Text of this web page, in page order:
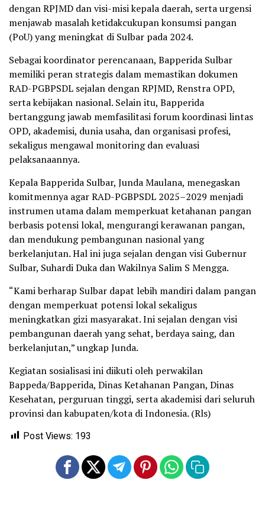
dengan RPJMD dan visi-misi kepala daerah, serta urgensi
menjawab masalah ketidakcukupan konsumsi pangan
(PoU) yang meningkat di Sulbar pada 2024.
Sebagai koordinator perencanaan, Bapperida Sulbar
memiliki peran strategis dalam memastikan dokumen
RAD-PGBPSDL sejalan dengan RPJMD, Renstra OPD,
serta kebijakan nasional. Selain itu, Bapperida
bertanggung jawab memfasilitasi forum koordinasi lintas
OPD, akademisi, dunia usaha, dan organisasi profesi,
sekaligus mengawal monitoring dan evaluasi
pelaksanaannya.
Kepala Bapperida Sulbar, Junda Maulana, menegaskan
komitmennya agar RAD-PGBPSDL 2025–2029 menjadi
instrumen utama dalam memperkuat ketahanan pangan
berbasis potensi lokal, mengurangi kerawanan pangan,
dan mendukung pembangunan nasional yang
berkelanjutan. Hal ini juga sejalan dengan visi Gubernur
Sulbar, Suhardi Duka dan Wakilnya Salim S Mengga.
“Kami berharap Sulbar dapat lebih mandiri dalam pangan
dengan memperkuat potensi lokal sekaligus
meningkatkan gizi masyarakat. Ini sejalan dengan visi
pembangunan daerah yang sehat, berdaya saing, dan
berkelanjutan,” ungkap Junda.
Kegiatan sosialisasi ini diikuti oleh perwakilan
Bappeda/Bapperida, Dinas Ketahanan Pangan, Dinas
Kesehatan, perguruan tinggi, serta akademisi dari seluruh
provinsi dan kabupaten/kota di Indonesia. (Rls)
Post Views: 193